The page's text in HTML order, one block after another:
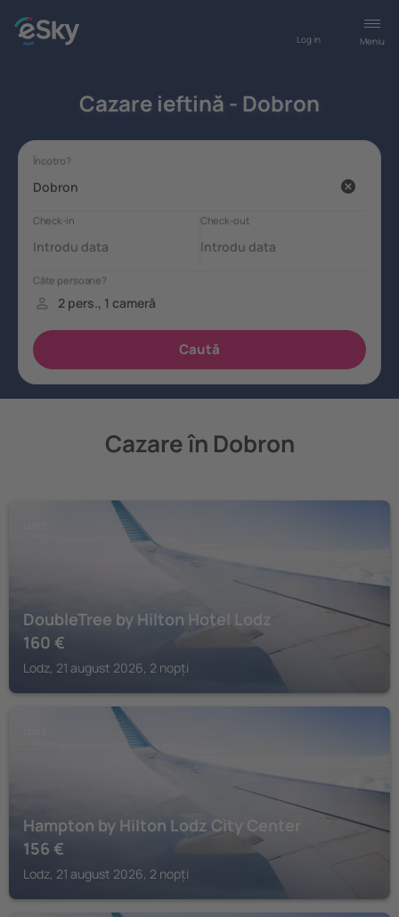
Meniu
Log in
Cazare ieftină - Dobron
Cazare în Dobron
DoubleTree by Hilton Hotel Lodz
160 €
Lodz, 21 august 2026, 2 nopți
Hampton by Hilton Lodz City Center
156 €
Lodz, 21 august 2026, 2 nopți